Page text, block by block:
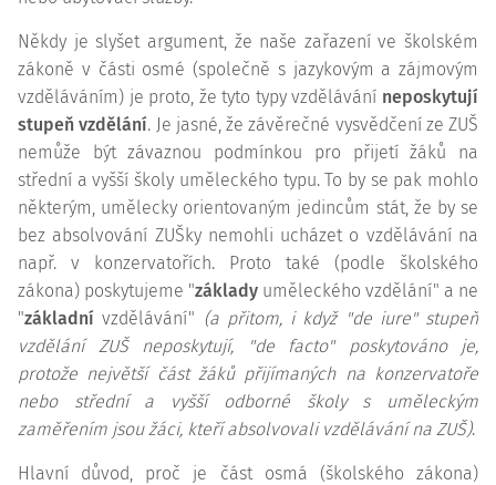
Někdy je slyšet argument, že naše zařazení ve školském
zákoně v části osmé (společně s jazykovým a zájmovým
vzděláváním) je proto, že tyto typy vzdělávání neposkytují
stupeň vzdělání. Je jasné, že závěrečné vysvědčení ze ZUŠ
nemůže být závaznou podmínkou pro přijetí žáků na
střední a vyšší školy uměleckého typu. To by se pak mohlo
některým, umělecky orientovaným jedincům stát, že by se
bez absolvování ZUŠky nemohli ucházet o vzdělávání na
např. v konzervatořích. Proto také (podle školského
zákona) poskytujeme "základy uměleckého vzdělání" a ne
"základnívzdělávání" (a přitom, i když "de iure" stupeň
vzdělání ZUŠ neposkytují, "de facto" poskytováno je,
protože největší část žáků přijímaných na konzervatoře
nebo střední a vyšší odborné školy s uměleckým
zaměřením jsou žáci, kteří absolvovali vzdělávání na ZUŠ).
Hlavní důvod, proč je část osmá (školského zákona)